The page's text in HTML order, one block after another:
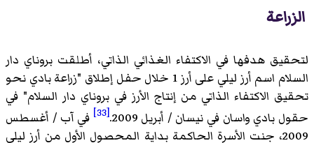
الزراعة
لتحقيق هدفها في الاكتفاء الغذائي الذاتي، أطلقت بروناي دار
السلام اسم أرز ليلي على أرز 1 خلال حفل إطلاق "زراعة بادي نحو
تحقيق الاكتفاء الذاتي من إنتاج الأرز في بروناي دار السلام" في
حقول بادي واسان في نيسان / أبريل 2009.
[33]
في آب / أغسطس
2009، جنت الأسرة الحاكمة بداية المحصول الأول من أرز ليلى